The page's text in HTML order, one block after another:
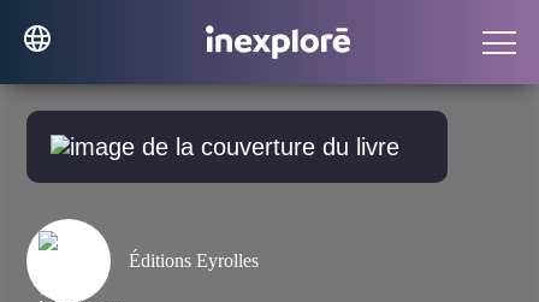
Éditions Eyrolles